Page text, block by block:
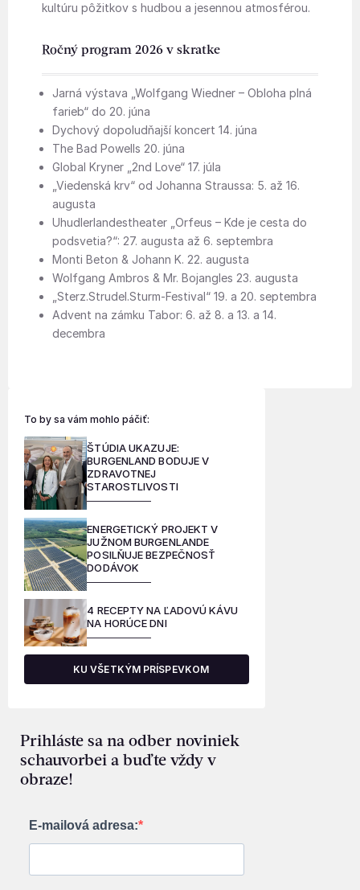
kultúru pôžitkov s hudbou a jesennou atmosférou.
Ročný program 2026 v skratke
Jarná výstava „Wolfgang Wiedner – Obloha plná
farieb“ do 20. júna
Dychový dopoludňajší koncert 14. júna
The Bad Powells 20. júna
Global Kryner „2nd Love“ 17. júla
„Viedenská krv“ od Johanna Straussa: 5. až 16.
augusta
Uhudlerlandestheater „Orfeus – Kde je cesta do
podsvetia?“: 27. augusta až 6. septembra
Monti Beton & Johann K. 22. augusta
Wolfgang Ambros & Mr. Bojangles 23. augusta
„Sterz.Strudel.Sturm-Festival“ 19. a 20. septembra
Advent na zámku Tabor: 6. až 8. a 13. a 14.
decembra
To by sa vám mohlo páčiť:
ŠTÚDIA UKAZUJE:
BURGENLAND BODUJE V
ZDRAVOTNEJ
STAROSTLIVOSTI
ENERGETICKÝ PROJEKT V
JUŽNOM BURGENLANDE
POSILŇUJE BEZPEČNOSŤ
DODÁVOK
4 RECEPTY NA ĽADOVÚ KÁVU
NA HORÚCE DNI
KU VŠETKÝM PRÍSPEVKOM
Prihláste sa na odber noviniek
schauvorbei a buďte vždy v
obraze!
E-mailová adresa: